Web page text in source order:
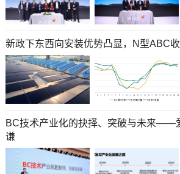
新政下东西向安装优势凸显，N型ABC
BC技术产业化的抉择、突破与未来——
谦